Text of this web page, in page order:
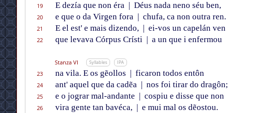
19 E dezía que non éra | Déus nada neno séu ben,
20
e que o da Virgen fora | chufa, ca non outra ren.
21
E el est' e mais dizendo, | ei-vos un capelán ven
22
que levava Córpus Crísti | a un que i enfermou
Stanza VI Syllables IPA
23 na vila. E os gẽollos | ficaron todos entôn
24
ant' aquel que da cadẽa | nos foi tirar do dragôn;
25
e o jograr mal-andante | cospiu e disse que non
26
vira gente tan bavéca, | e mui mal os dẽostou.